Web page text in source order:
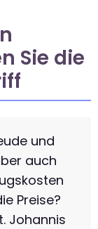
Sie die
und
auch
Preise?
Johannis